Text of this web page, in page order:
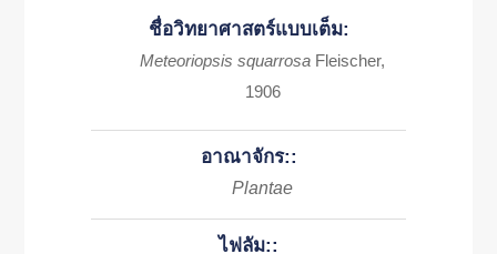
ชื่อวิทยาศาสตร์แบบเต็ม:
Meteoriopsis squarrosa Fleischer,
1906
อาณาจักร::
Plantae
ไฟลัม::